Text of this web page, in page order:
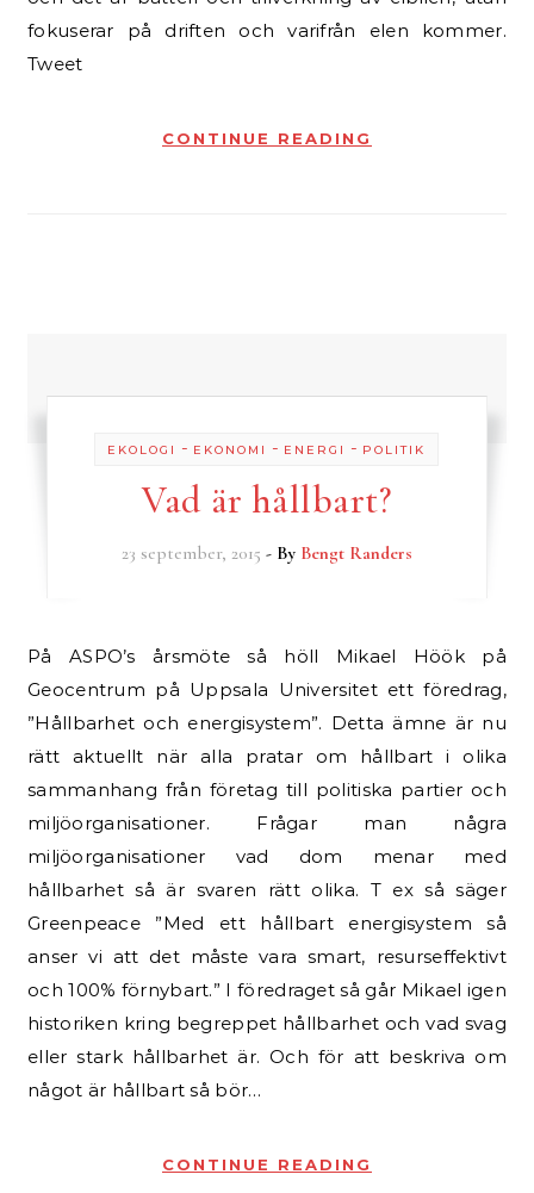
fokuserar på driften och varifrån elen kommer.
Tweet
CONTINUE READING
EKOLOGI - EKONOMI - ENERGI - POLITIK
Vad är hållbart?
23 september, 2015 - By Bengt Randers
På ASPO’s årsmöte så höll Mikael Höök på
Geocentrum på Uppsala Universitet ett föredrag,
”Hållbarhet och energisystem”. Detta ämne är nu
rätt aktuellt när alla pratar om hållbart i olika
sammanhang från företag till politiska partier och
miljöorganisationer. Frågar man några
miljöorganisationer vad dom menar med
hållbarhet så är svaren rätt olika. T ex så säger
Greenpeace ”Med ett hållbart energisystem så
anser vi att det måste vara smart, resurseffektivt
och 100% förnybart.” I föredraget så går Mikael igen
historiken kring begreppet hållbarhet och vad svag
eller stark hållbarhet är. Och för att beskriva om
något är hållbart så bör…
CONTINUE READING